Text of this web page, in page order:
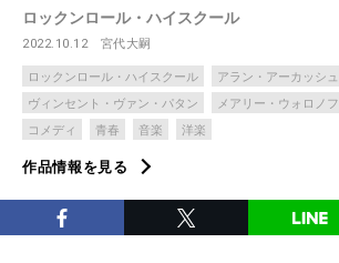
ロックンロール・ハイスクール
2022.10.12 宮代大嗣
ロックンロール・ハイスクール アラン・アーカッシュ
ヴィンセント・ヴァン・パタン
メアリー・ウォロノフ
コメディ
青春 音楽 洋楽
作品情報を見る